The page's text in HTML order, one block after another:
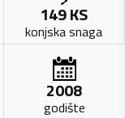
149KS
konjska snaga
2008
godište